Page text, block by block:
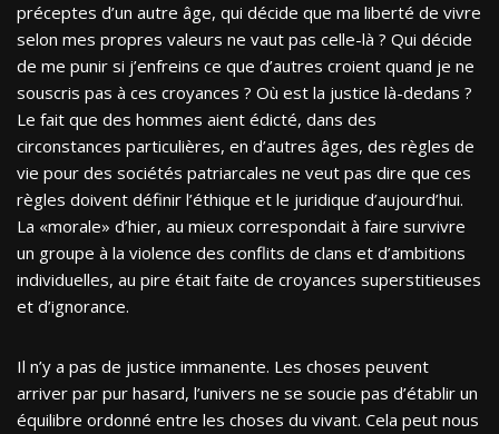
préceptes d’un autre âge, qui décide que ma liberté de vivre
selon mes propres valeurs ne vaut pas celle-là ? Qui décide
de me punir si j’enfreins ce que d’autres croient quand je ne
souscris pas à ces croyances ? Où est la justice là-dedans ?
Le fait que des hommes aient édicté, dans des
circonstances particulières, en d’autres âges, des règles de
vie pour des sociétés patriarcales ne veut pas dire que ces
règles doivent définir l’éthique et le juridique d’aujourd’hui.
La «morale» d’hier, au mieux correspondait à faire survivre
un groupe à la violence des conflits de clans et d’ambitions
individuelles, au pire était faite de croyances superstitieuses
et d’ignorance.
Il n’y a pas de justice immanente. Les choses peuvent
arriver par pur hasard, l’univers ne se soucie pas d’établir un
équilibre ordonné entre les choses du vivant. Cela peut nous